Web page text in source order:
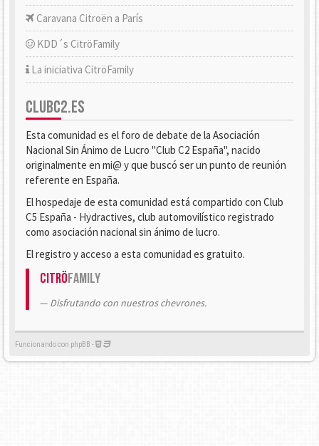
Caravana Citroën a París
KDD´s CitröFamily
La iniciativa CitröFamily
CLUBC2.ES
Esta comunidad es el foro de debate de la Asociación
Nacional Sin Ánimo de Lucro "Club C2 España", nacido
originalmente en mi@ y que buscó ser un punto de reunión
referente en España.
El hospedaje de esta comunidad está compartido con Club
C5 España - Hydractives, club automovilístico registrado
como asociación nacional sin ánimo de lucro.
El registro y acceso a esta comunidad es gratuito.
CitröFamily
Disfrutando con nuestros chevrones.
Funcionando con phpBB -